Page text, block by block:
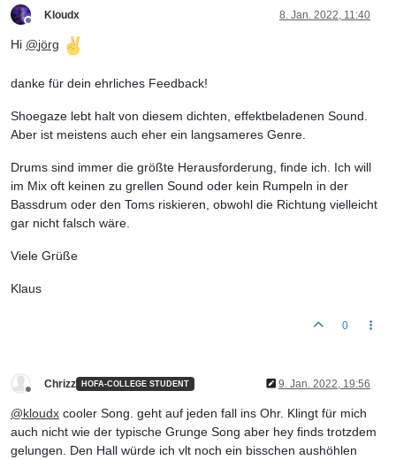
Kloudx 8. Jan. 2022, 11:40
Hi @jörg
danke für dein ehrliches Feedback!
Shoegaze lebt halt von diesem dichten, effektbeladenen Sound.
Aber ist meistens auch eher ein langsameres Genre.
Drums sind immer die größte Herausforderung, finde ich. Ich will
im Mix oft keinen zu grellen Sound oder kein Rumpeln in der
Bassdrum oder den Toms riskieren, obwohl die Richtung vielleicht
gar nicht falsch wäre.
Viele Grüße
Klaus
0
Chrizz HOFA-COLLEGE STUDENT 9. Jan. 2022, 19:56
@kloudx cooler Song. geht auf jeden fall ins Ohr. Klingt für mich
auch nicht wie der typische Grunge Song aber hey finds trotzdem
gelungen. Den Hall würde ich vlt noch ein bisschen aushöhlen